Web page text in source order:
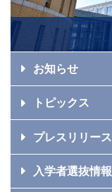
お知らせ
トピックス
プレスリリース
入学者選抜情報